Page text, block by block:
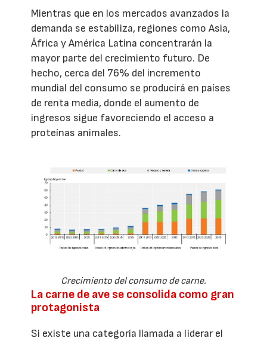
Mientras que en los mercados avanzados la
demanda se estabiliza, regiones como Asia,
África y América Latina concentrarán la
mayor parte del crecimiento futuro. De
hecho, cerca del 76% del incremento
mundial del consumo se producirá en países
de renta media, donde el aumento de
ingresos sigue favoreciendo el acceso a
proteínas animales.
Crecimiento del consumo de carne.
La carne de ave se consolida como gran
protagonista
Si existe una categoría llamada a liderar el